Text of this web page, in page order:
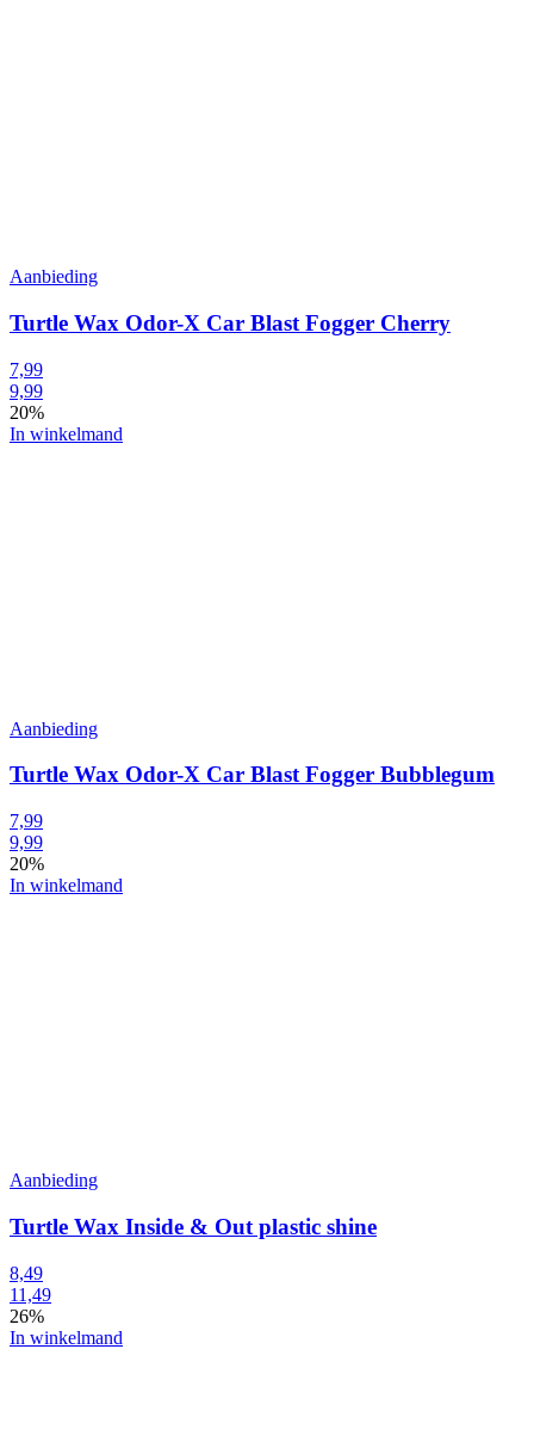
Aanbieding
Turtle Wax Odor-X Car Blast Fogger Cherry
7,99
9,99
20%
In winkelmand
Aanbieding
Turtle Wax Odor-X Car Blast Fogger Bubblegum
7,99
9,99
20%
In winkelmand
Aanbieding
Turtle Wax Inside & Out plastic shine
8,49
11,49
26%
In winkelmand